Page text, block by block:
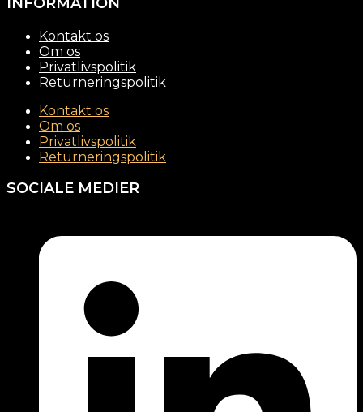
Kontakt os
Om os
Privatlivspolitik
Returneringspolitik
Kontakt os
Om os
Privatlivspolitik
Returneringspolitik
SOCIALE MEDIER